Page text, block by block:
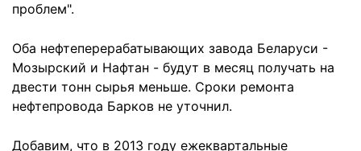
проблем".
Оба нефтеперерабатывающих завода Беларуси -
Мозырский и Нафтан - будут в месяц получать на
двести тонн сырья меньше. Сроки ремонта
нефтепровода Барков не уточнил.
Добавим, что в 2013 году ежеквартальные